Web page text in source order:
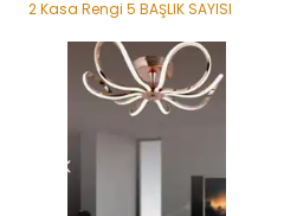
2 Kasa Rengi 5 BAŞLIK SAYISI